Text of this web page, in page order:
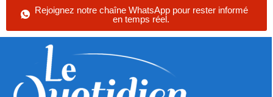
Rejoignez notre chaîne WhatsApp pour rester informé
en temps réel.